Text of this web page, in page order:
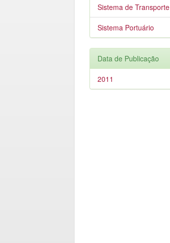
Sistema de Transporte
Sistema Portuário
Data de Publicação
2011